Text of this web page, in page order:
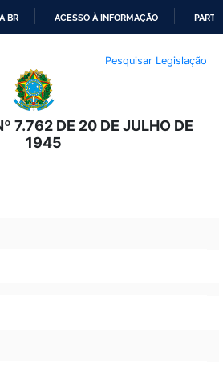
O
CONTEÚDO
BR ACESSO À INFORMAÇÃO
Pesquisar Legislação
7.762 DE 20 DE JULHO DE
1945